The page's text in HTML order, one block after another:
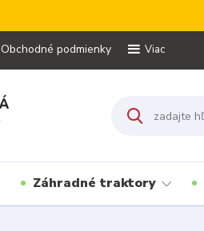
Obchodné podmienky Viac
Záhradné traktory